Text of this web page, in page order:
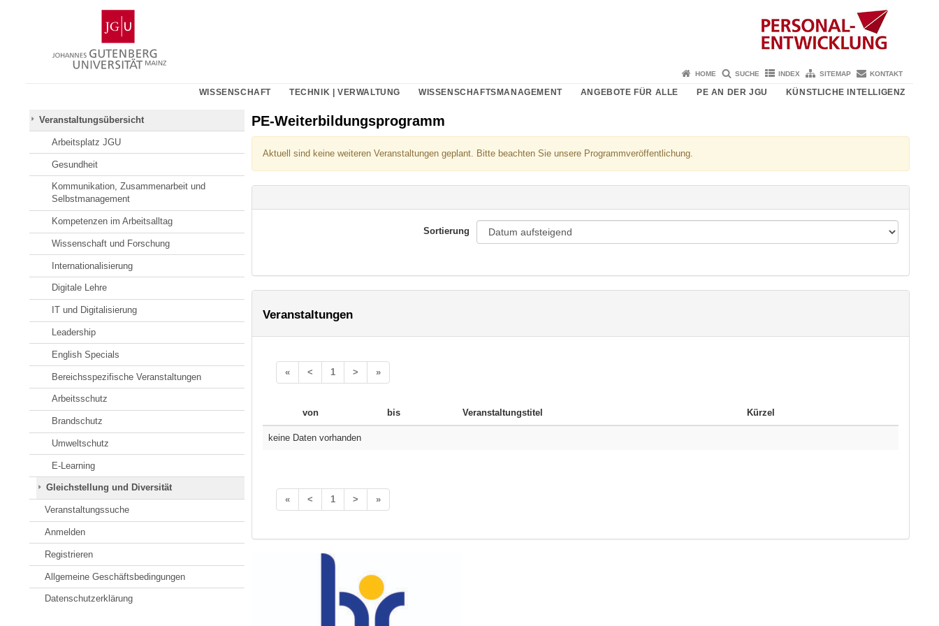
Gutenberg-
Universität
Mainz
HOME SUCHE INDEX SITEMAP KONTAKT
WISSENSCHAFT TECHNIK | VERWALTUNG WISSENSCHAFTSMANAGEMENT ANGEBOTE FÜR ALLE PE AN DER JGU KÜNSTLICHE INTELLIGENZ
Veranstaltungsübersicht
Arbeitsplatz JGU
Gesundheit
Kommunikation, Zusammenarbeit und
Selbstmanagement
Kompetenzen im Arbeitsalltag
Wissenschaft und Forschung
Internationalisierung
Digitale Lehre
IT und Digitalisierung
Leadership
English Specials
Bereichsspezifische Veranstaltungen
Arbeitsschutz
Brandschutz
Umweltschutz
E-Learning
Gleichstellung und Diversität
Veranstaltungssuche
Anmelden
Registrieren
Allgemeine Geschäftsbedingungen
Datenschutzerklärung
PE-Weiterbildungsprogramm
Aktuell sind keine weiteren Veranstaltungen geplant. Bitte beachten Sie unsere Programmveröffentlichung.
Sortierung
Veranstaltungen
« < 1 > »
von bis Veranstaltungstitel Kürzel
keine Daten vorhanden
« < 1 > »